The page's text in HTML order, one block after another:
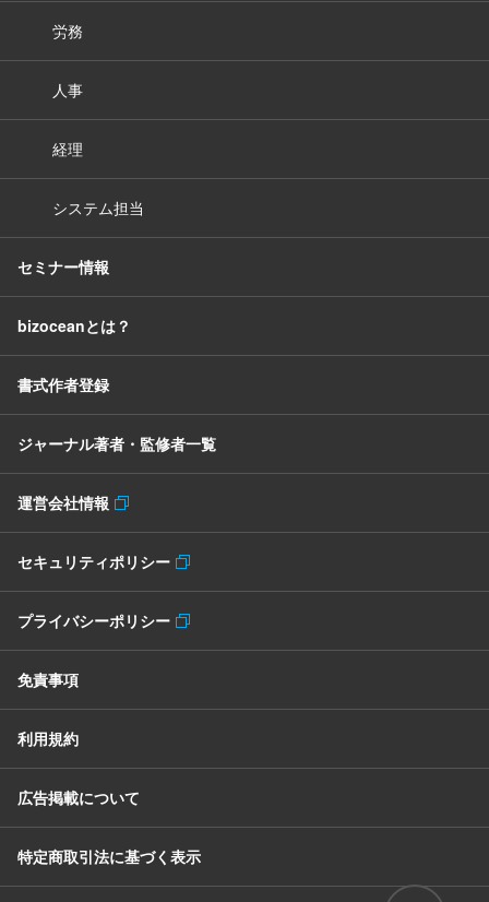
労務
人事
経理
システム担当
セミナー情報
bizoceanとは？
書式作者登録
ジャーナル著者・監修者一覧
運営会社情報
セキュリティポリシー
プライバシーポリシー
免責事項
利用規約
広告掲載について
特定商取引法に基づく表示